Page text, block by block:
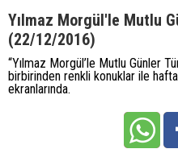
Yılmaz Morgül'le Mutlu
(22/12/2016)
“Yılmaz Morgül’le Mutlu Günler
birbirinden renkli konuklar ile
ekranlarında.